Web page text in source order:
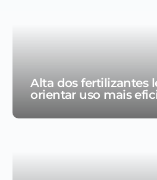
Alta dos fertilizantes
orientar uso mais